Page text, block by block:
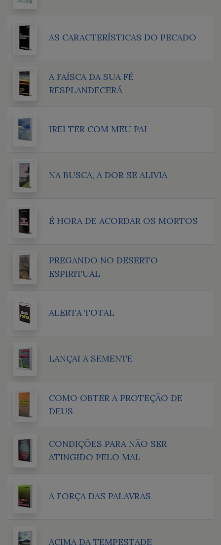
AS CARACTERÍSTICAS DO PECADO
A FAÍSCA DA SUA FÉ
RESPLANDECERÁ
IREI TER COM MEU PAI
NA BUSCA, A DOR SE ALIVIA
É HORA DE ACORDAR OS MORTOS
PREGANDO NO DESERTO
ESPIRITUAL
ALERTA TOTAL
LANÇAI A SEMENTE
COMO OBTER A PROTEÇÃO DE
DEUS
CONDIÇÕES PARA NÃO SER
ATINGIDO PELO MAL
A FORÇA DAS PALAVRAS
ACIMA DA TEMPESTADE